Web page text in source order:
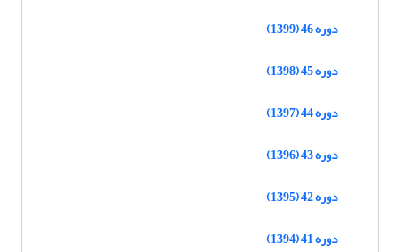
دوره 46 (1399)
دوره 45 (1398)
دوره 44 (1397)
دوره 43 (1396)
دوره 42 (1395)
دوره 41 (1394)